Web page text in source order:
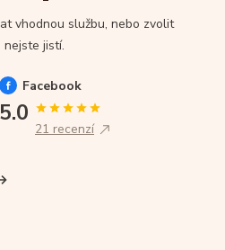
vhodnou službu, nebo zvolit
nejste jistí.
Facebook
5.0
21 recenzí